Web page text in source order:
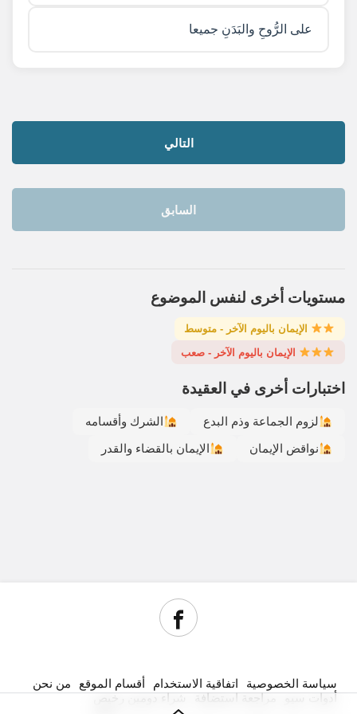
على الرُّوحِ والبَدَنِ جميعا
السابق
التالي
مستويات أخرى لنفس الموضوع
الإيمان باليوم الآخر - متوسط
الإيمان باليوم الآخر - صعب
اختبارات أخرى في العقيدة
لزوم الجماعة وذم البدع
الشرك وأقسامه
نواقض الإيمان
الإيمان بالقضاء والقدر
سياسة الخصوصية اتفاقية الاستخدام أقسام الموقع
من نحن
أدوات سيو مراجعة استضافة شراء دومين رخيص